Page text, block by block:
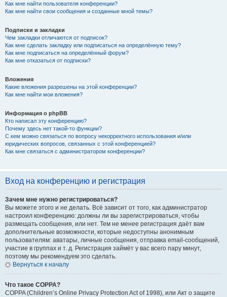
Как мне найти пользователя конференции?
Как мне найти свои сообщения и созданные мной темы?
Подписки и закладки
Чем закладки отличаются от подписок?
Как мне сделать закладку или подписаться на определённую тему?
Как мне подписаться на определённый форум?
Как мне отказаться от подписки?
Вложения
Какие вложения разрешены на этой конференции?
Как мне найти мои вложения?
Информация о phpBB
Кто написал эту конференцию?
Почему здесь нет такой-то функции?
С кем можно связаться по вопросу некорректного использования и/или
юридических вопросов, связанных с этой конференцией?
Как мне связаться с администратором конференции?
Вход на конференцию и регистрация
Зачем мне нужно регистрироваться?
Вы можете этого и не делать. Всё зависит от того, как администратор
настроил конференцию: должны ли вы зарегистрироваться, чтобы
размещать сообщения, или нет. Тем не менее регистрация даёт вам
дополнительные возможности, которые недоступны анонимным
пользователям: аватары, личные сообщения, отправка email-сообщений,
участие в группах и т. д. Регистрация займёт у вас всего пару минут,
поэтому мы рекомендуем это сделать.
Вернуться к началу
Что такое COPPA?
COPPA (Children’s Online Privacy Protection Act of 1998), или Акт о защите